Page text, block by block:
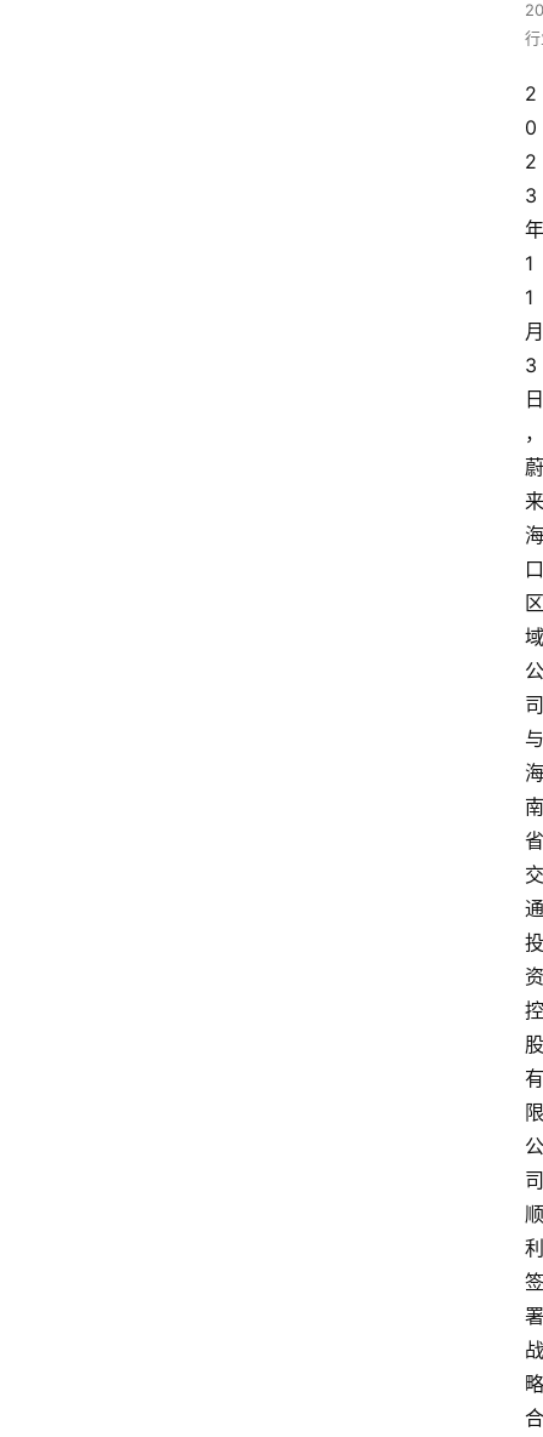
2
0
2
3
年
1
1
月
3
日
，
蔚
来
海
口
区
域
公
司
与
海
南
省
交
通
投
资
控
股
有
限
公
司
顺
利
签
署
战
略
合